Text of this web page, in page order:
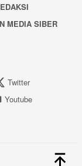
MEDIA SIBER
Twitter
Youtube